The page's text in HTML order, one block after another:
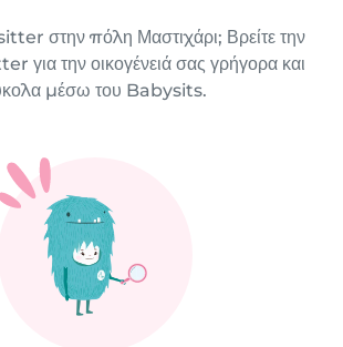
στην πόλη Μαστιχάρι; Βρείτε την
για την οικογένειά σας γρήγορα και
μέσω του Babysits.